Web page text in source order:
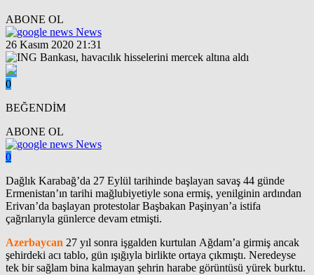
ABONE OL
News
26 Kasım 2020 21:31
0
BEĞENDİM
ABONE OL
News
0
Dağlık Karabağ’da 27 Eylül tarihinde başlayan savaş 44 günde
Ermenistan’ın tarihi mağlubiyetiyle sona ermiş, yenilginin ardından
Erivan’da başlayan protestolar Başbakan Paşinyan’a istifa
çağrılarıyla günlerce devam etmişti.
Azerbaycan 27 yıl sonra işgalden kurtulan Ağdam’a girmiş ancak
şehirdeki acı tablo, gün ışığıyla birlikte ortaya çıkmıştı. Neredeyse
tek bir sağlam bina kalmayan şehrin harabe görüntüsü yürek burktu.